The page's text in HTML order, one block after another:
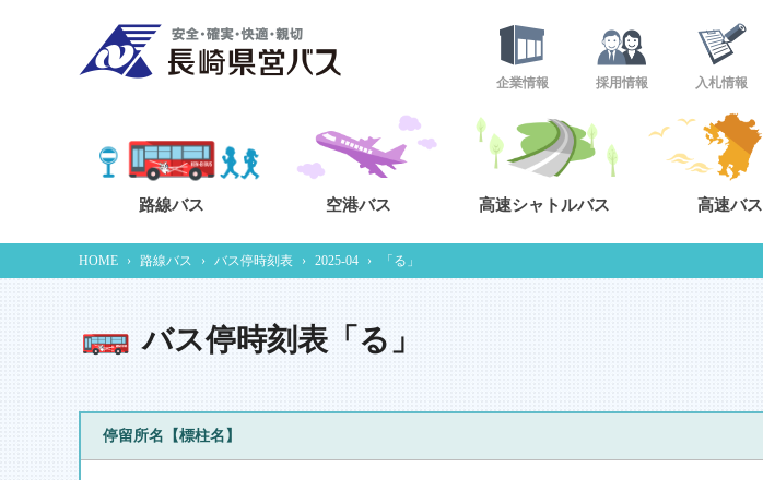
企業情報 採用情報 入札情報
路線バス 空港バス 高速シャトルバス 高速バス
HOME › 路線バス › バス停時刻表 › 2025-04 › 「る」
バス停時刻表「る」
停留所名【標柱名】